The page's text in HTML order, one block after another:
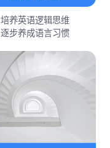
培养英语逻辑思维
逐步养成语言习惯